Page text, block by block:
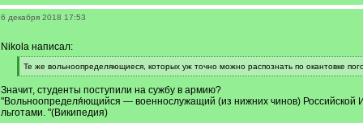
6 декабря 2018 17:53
Nikola написал:
[
q
Те же вольноопределяющиеся, которых уж точно можно распознать по окантовке
[
q
]
Значит, студенты поступили на сужбу в армию?
"Вольноопределя́ющийся — военнослужащий (из нижних чинов)
льготами. "(Википедия)